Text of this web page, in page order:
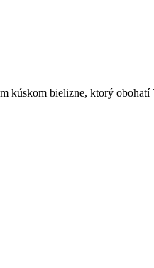
kúskom bielizne, ktorý obohatí